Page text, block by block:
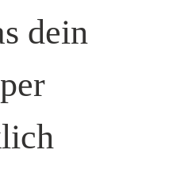
dein